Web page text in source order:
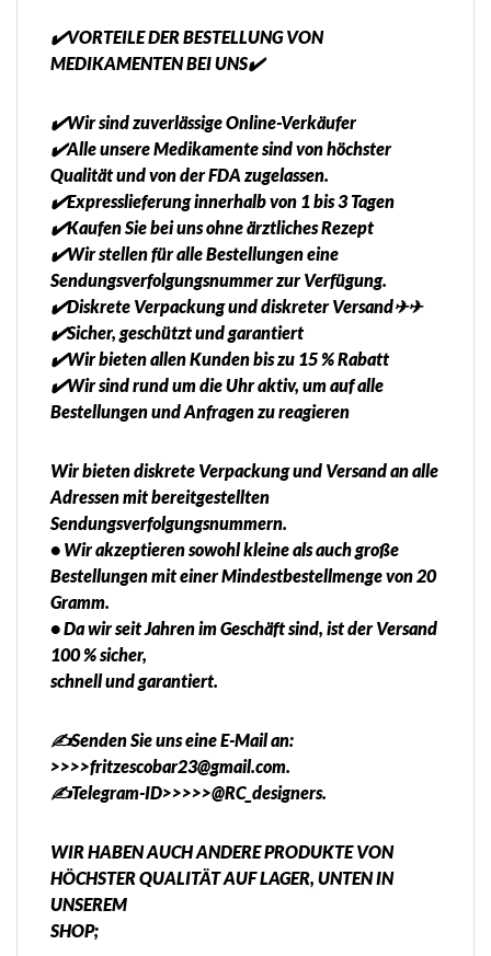
✔️VORTEILE DER BESTELLUNG VON
MEDIKAMENTEN BEI UNS✔️
✔️Wir sind zuverlässige Online-Verkäufer
✔️Alle unsere Medikamente sind von höchster
Qualität und von der FDA zugelassen.
✔️Expresslieferung innerhalb von 1 bis 3 Tagen
✔️Kaufen Sie bei uns ohne ärztliches Rezept
✔️Wir stellen für alle Bestellungen eine
Sendungsverfolgungsnummer zur Verfügung.
✔️Diskrete Verpackung und diskreter Versand✈✈
✔️Sicher, geschützt und garantiert
✔️Wir bieten allen Kunden bis zu 15 % Rabatt
✔️Wir sind rund um die Uhr aktiv, um auf alle
Bestellungen und Anfragen zu reagieren
Wir bieten diskrete Verpackung und Versand an alle
Adressen mit bereitgestellten
Sendungsverfolgungsnummern.
• Wir akzeptieren sowohl kleine als auch große
Bestellungen mit einer Mindestbestellmenge von 20
Gramm.
• Da wir seit Jahren im Geschäft sind, ist der Versand
100 % sicher,
schnell und garantiert.
✍️Senden Sie uns eine E-Mail an:
>>>>fritzescobar23@gmail.com.
✍️Telegram-ID>>>>>@RC_designers.
WIR HABEN AUCH ANDERE PRODUKTE VON
HÖCHSTER QUALITÄT AUF LAGER, UNTEN IN
UNSEREM
SHOP;